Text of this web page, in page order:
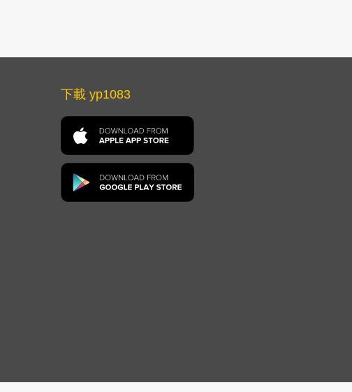
下載 yp1083